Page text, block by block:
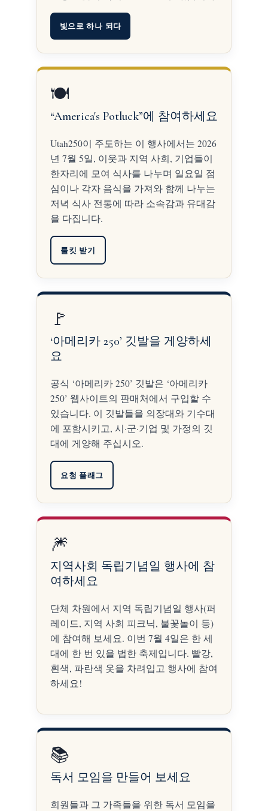
빛으로 하나 되다
🍽️
“America's Potluck”에 참여하세요
Utah250이 주도하는 이 행사에서는 2026
년 7월 5일, 이웃과 지역 사회, 기업들이
한자리에 모여 식사를 나누며 일요일 점
심이나 각자 음식을 가져와 함께 나누는
저녁 식사 전통에 따라 소속감과 유대감
을 다집니다.
툴킷 받기
🚩
‘아메리카 250’ 깃발을 게양하세
요
공식 ‘아메리카 250’ 깃발은 ‘아메리카
250’ 웹사이트의 판매처에서 구입할 수
있습니다. 이 깃발들을 의장대와 기수대
에 포함시키고, 시·군·기업 및 가정의 깃
대에 게양해 주십시오.
요청 플래그
🎆
지역사회 독립기념일 행사에 참
여하세요
단체 차원에서 지역 독립기념일 행사(퍼
레이드, 지역 사회 피크닉, 불꽃놀이 등)
에 참여해 보세요. 이번 7월 4일은 한 세
대에 한 번 있을 법한 축제입니다. 빨강,
흰색, 파란색 옷을 차려입고 행사에 참여
하세요!
📚
독서 모임을 만들어 보세요
회원들과 그 가족들을 위한 독서 모임을